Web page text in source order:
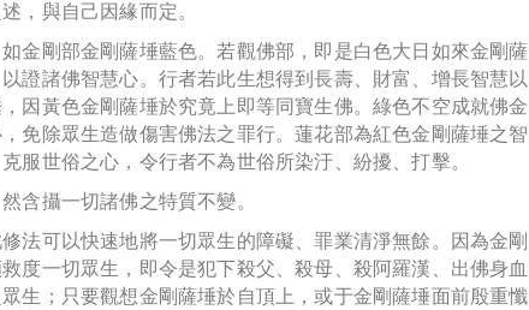
，與自己因緣而定。
剛部金剛薩埵藍色。若觀佛部，即是白色大日如來金剛薩
證諸佛智慧心。行者若此生想得到長壽、財富、增長智慧以
因黃色金剛薩埵於究竟上即等同寶生佛。綠色不空成就佛金
免除眾生造做傷害佛法之罪行。蓮花部為紅色金剛薩埵之智
服世俗之心，令行者不為世俗所染汙、紛擾、打擊。
攝一切諸佛之特質不變。
可以快速地將一切眾生的障礙、罪業清淨無餘。因為金剛
度一切眾生，即令是犯下殺父、殺母、殺阿羅漢、出佛身血
生；只要觀想金剛薩埵於自頂上，或于金剛薩埵面前殷重懺